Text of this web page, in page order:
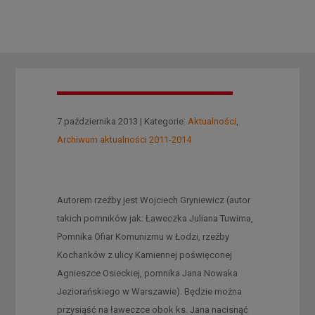
7 października 2013 | Kategorie: Aktualności
Archiwum aktualności 2011-2014
Autorem rzeźby jest Wojciech Gryniewicz (autor
takich pomników jak: Ławeczka Juliana Tuwima,
Pomnika Ofiar Komunizmu w Łodzi, rzeźby
Kochanków z ulicy Kamiennej poświęconej
Agnieszce Osieckiej, pomnika Jana Nowaka
Jeziorańskiego w Warszawie). Będzie można
przysiąść na ławeczce obok ks. Jana nacisnąć